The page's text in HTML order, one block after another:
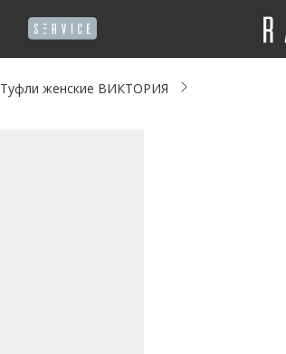
Туфли женские ВИКТОРИЯ